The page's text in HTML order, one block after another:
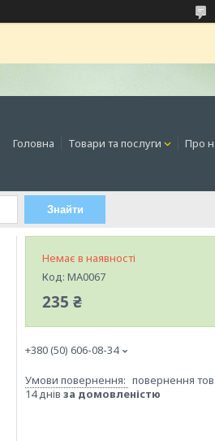
Головна Товари та послуги Про
Знайти
Немає в наявності
Код: MA0067
235 ₴
+380 (50) 606-08-34
повернення
14 днів за домовленістю